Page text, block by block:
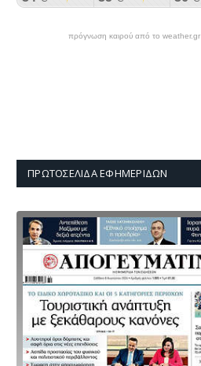
πρόγνωση καιρού από το weather.gr
ΠΡΩΤΟΣΈΛΙΔΑ ΕΦΗΜΕΡΊΔΩΝ